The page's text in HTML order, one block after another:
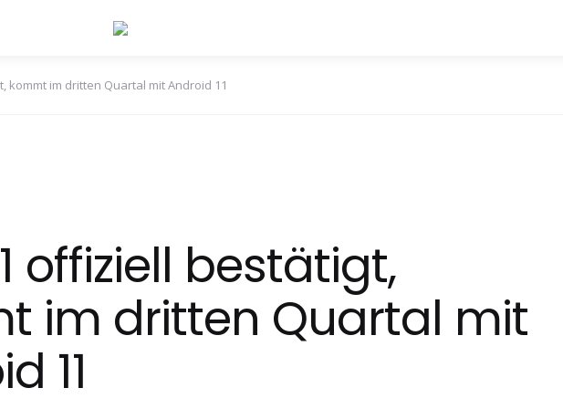
kommt im dritten Quartal mit Android 11
offiziell bestätigt,
im dritten Quartal mit
11